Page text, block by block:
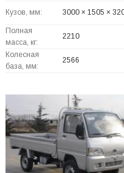
Кузов, мм: 3000 × 1505 ×
Полная
масса, кг:
2210
Колесная
база, мм:
2566